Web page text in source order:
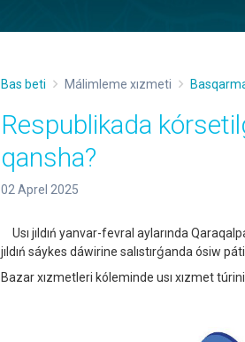
Bas beti Málimleme xızmeti
Respublikada
qansha?
02 Aprel 2025
Usı jıldıń yanvar-fevral aylarında
jıldıń sáykes dáwirine salıstırǵanda ósiw
Bazar xızmetleri kóleminde usı xızmet